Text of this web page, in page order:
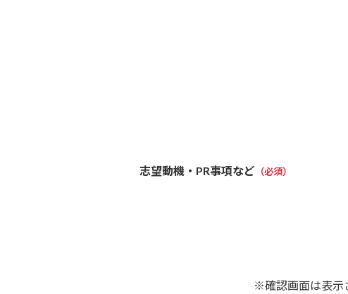
志望動機・PR事項など （必須）
※確認画面は表示